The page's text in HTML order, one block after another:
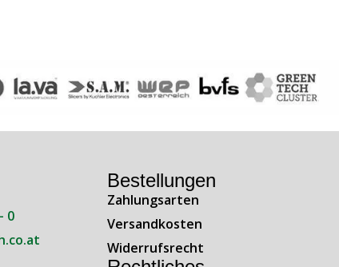
0
Bestellungen
Zahlungsarten
Versandkosten
Widerrufsrecht